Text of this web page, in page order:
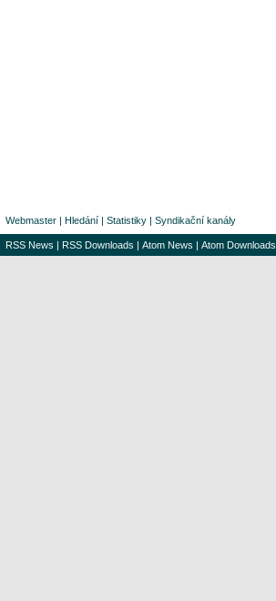
Webmaster | Hledání | Statistiky | Syndikační kanály
RSS News | RSS Downloads | Atom News | Atom Downloads